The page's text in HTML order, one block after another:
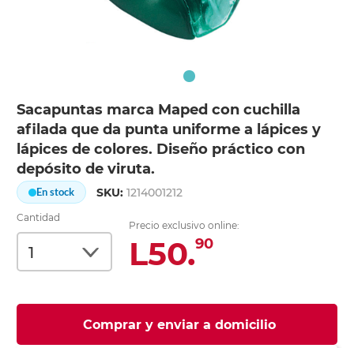
Sacapuntas marca Maped con cuchilla
afilada que da punta uniforme a lápices y
lápices de colores. Diseño práctico con
depósito de viruta.
En stock SKU:1214001212
Cantidad
Precio exclusivo online:
L50.90
Comprar y enviar a domicilio